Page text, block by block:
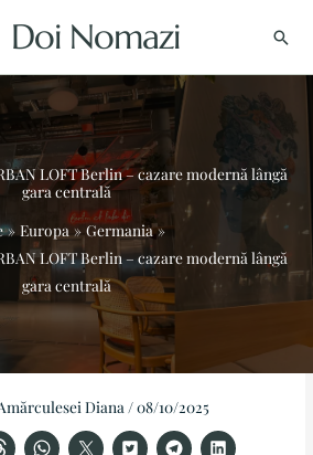
Doi Nomazi
LOFT Berlin – cazare modernă lângă
gara centrală
Europa
Germania
LOFT Berlin – cazare modernă lângă
gara centrală
Diana /08/10/2025
Facebook
YouTube
Pinterest
X Threads
LinkedIn